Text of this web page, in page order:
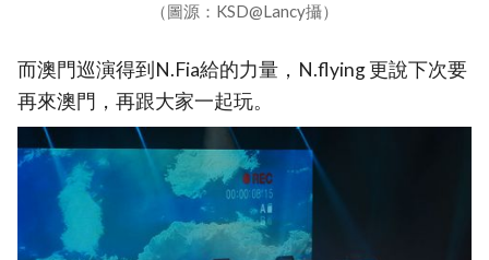
（圖源：KSD@Lancy攝）
而澳門巡演得到N.Fia給的力量，N.flying 更說下次要
再來澳門，再跟大家一起玩。